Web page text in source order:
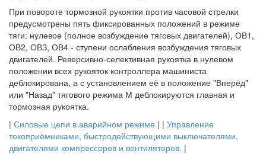
При повороте тормозной рукоятки против часовой стрелки
предусмотрены пять фиксированных положений в режиме
тяги: нулевое (полное возбуждение тяговых двигателей), ОВ1,
ОВ2, ОВЗ, ОВ4 - ступени ослабления возбуждения тяговых
двигателей. Реверсивно-селективная рукоятка в нулевом
положении всех рукояток контроллера машиниста
деблокирована, а с установлением её в положение "Вперёд"
или "Назад" тягового режима М деблокируются главная и
тормозная рукоятка.
| Силовые цепи в аварийном режиме | | Управление
токоприёмниками, быстродействующими выключателями,
двигателями компрессоров и вентиляторов. |